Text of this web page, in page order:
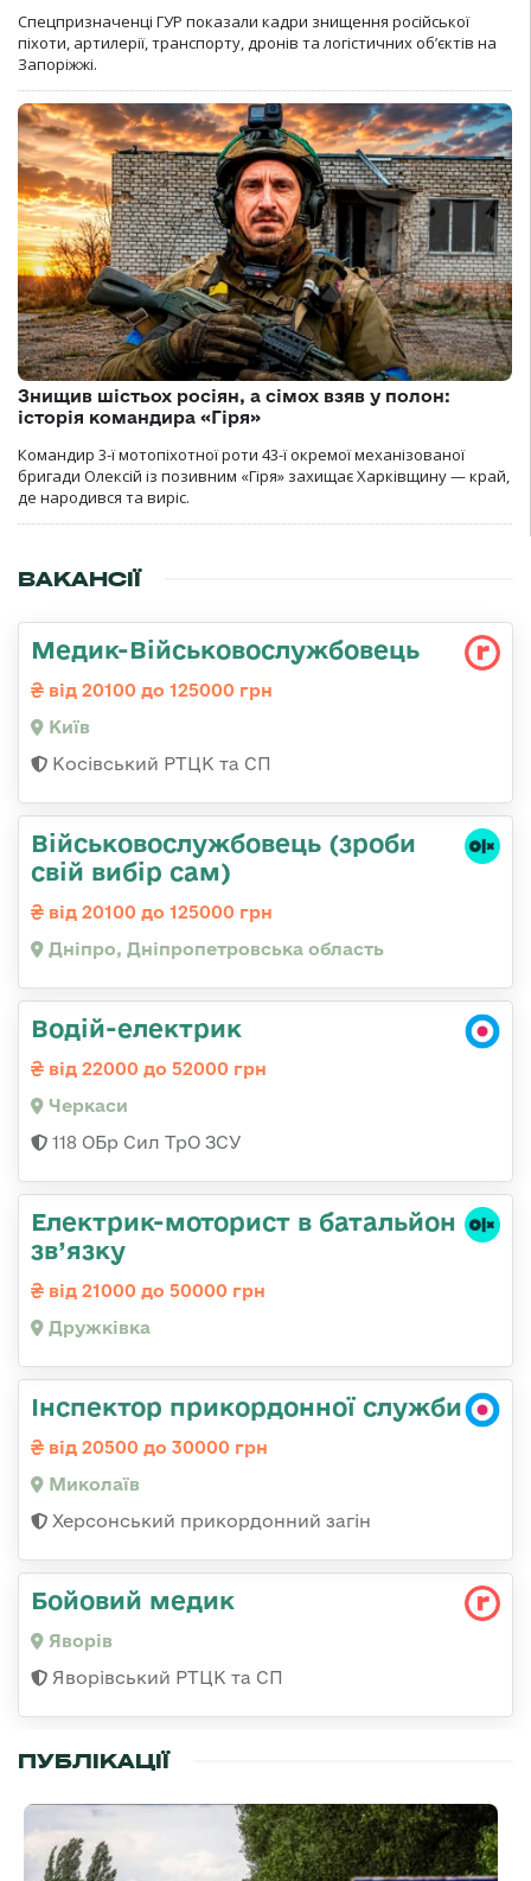
Спецпризначенці ГУР показали кадри знищення російської
піхоти, артилерії, транспорту, дронів та логістичних об’єктів на
Запоріжжі.
Знищив шістьох росіян, а сімох взяв у полон:
історія командира «Гіря»
Командир 3-ї мотопіхотної роти 43-ї окремої механізованої
бригади Олексій із позивним «Гіря» захищає Харківщину — край,
де народився та виріс.
ВАКАНСІЇ
Медик-Військовослужбовець
від 20100 до 125000 грн
Київ
Косівський РТЦК та СП
Військовослужбовець (зроби
свій вибір сам)
від 20100 до 125000 грн
Дніпро, Дніпропетровська область
Водій-електрик
від 22000 до 52000 грн
Черкаси
118 ОБр Сил ТрО ЗСУ
Електрик-моторист в батальйон
зв’язку
від 21000 до 50000 грн
Дружківка
Інспектор прикордонної служби
від 20500 до 30000 грн
Миколаїв
Херсонський прикордонний загін
Бойовий медик
Яворів
Яворівський РТЦК та СП
ПУБЛІКАЦІЇ